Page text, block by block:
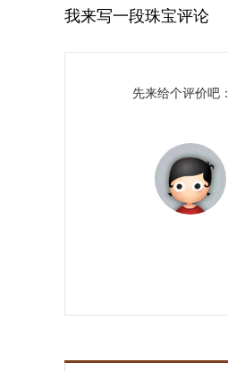
我来写一段珠宝评论
先来给个评价吧：